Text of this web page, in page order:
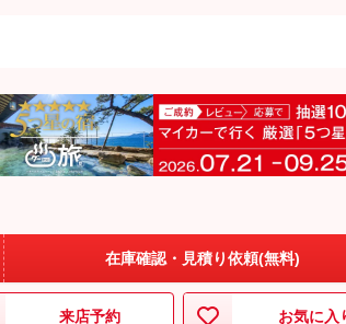
在庫確認・見積り依頼(無料)
来店予約 お気に入